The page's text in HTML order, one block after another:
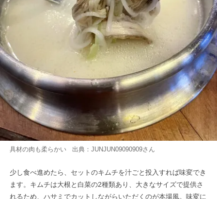
具材の肉も柔らかい 出典： JUNJUN09090909さん
少し食べ進めたら、セットのキムチを汁ごと投入すれば味変でき
ます。キムチは大根と白菜の2種類あり、大きなサイズで提供さ
れるため、ハサミでカットしながらいただくのが本場風。味変に